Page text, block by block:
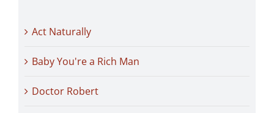
Act Naturally
Baby You're a Rich Man
Doctor Robert